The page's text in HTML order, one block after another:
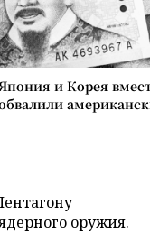
Япония и Корея
оружия.